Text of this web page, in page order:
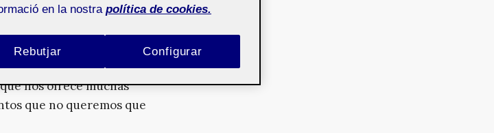
nos ofrece muchas
que no queremos que
en la nostra política de cookies.
Rebutjar Configurar